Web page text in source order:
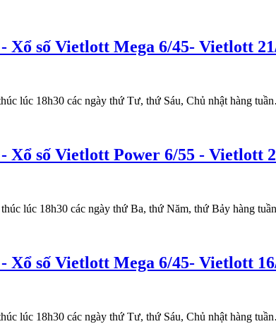
Xổ số Vietlott Mega 6/45- Vietlott
lúc 18h30 các ngày thứ Tư, thứ Sáu, Chủ nhật hàng
Xổ số Vietlott Power 6/55 - Vietlott
lúc 18h30 các ngày thứ Ba, thứ Năm, thứ Bảy hàng
Xổ số Vietlott Mega 6/45- Vietlott
lúc 18h30 các ngày thứ Tư, thứ Sáu, Chủ nhật hàng